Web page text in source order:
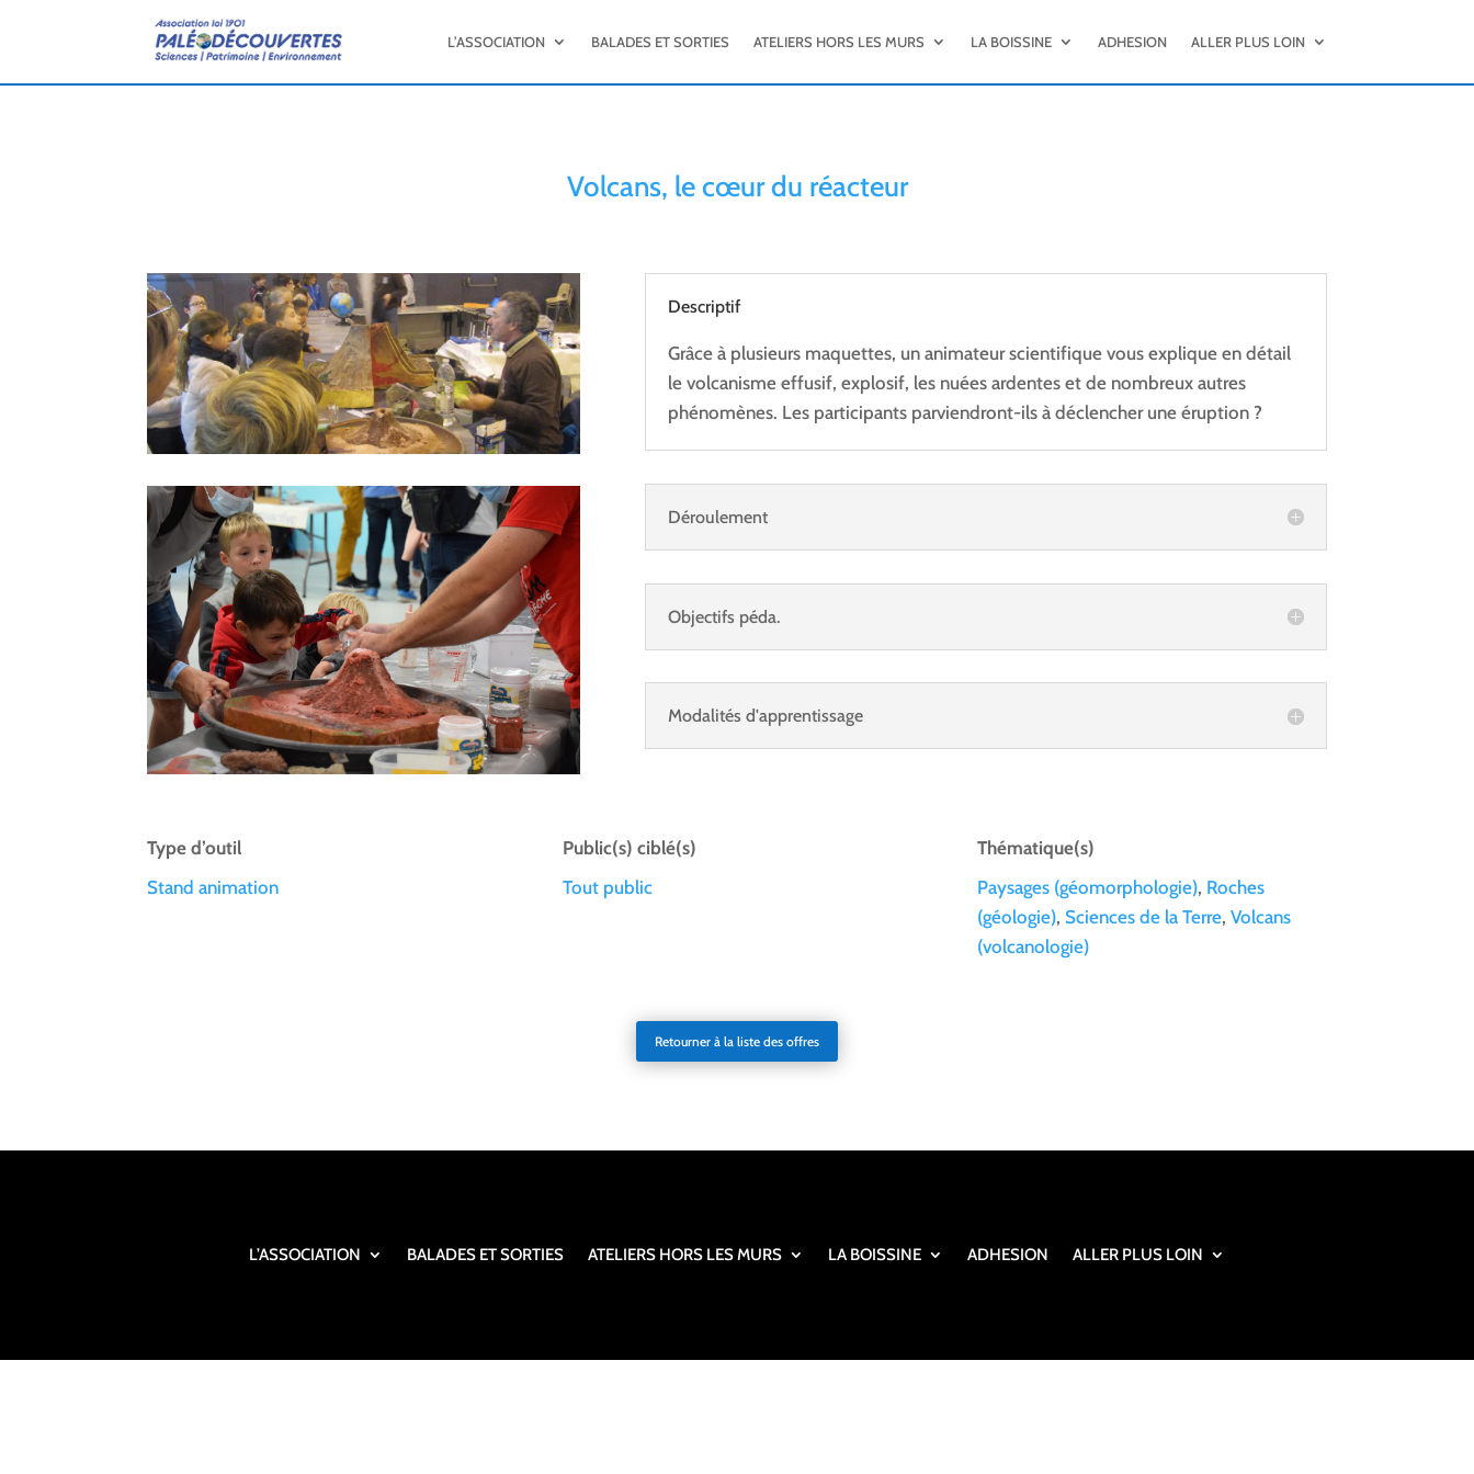
L’ASSOCIATION BALADES ET SORTIES ATELIERS HORS LES MURS LA BOISSINE ADHESION ALLER PLUS LOIN
Volcans, le cœur du réacteur
Descriptif
Grâce à plusieurs maquettes, un animateur scientifique vous explique en détail
le volcanisme effusif, explosif, les nuées ardentes et de nombreux autres
phénomènes. Les participants parviendront-ils à déclencher une éruption ?
Déroulement
Objectifs péda.
Modalités d'apprentissage
Type d’outil
Stand animation
Public(s) ciblé(s)
Tout public
Thématique(s)
Paysages (géomorphologie), Roches
(géologie), Sciences de la Terre, Volcans
(volcanologie)
Retourner à la liste des offres
L’ASSOCIATION BALADES ET SORTIES ATELIERS HORS LES MURS LA BOISSINE ADHESION ALLER PLUS LOIN